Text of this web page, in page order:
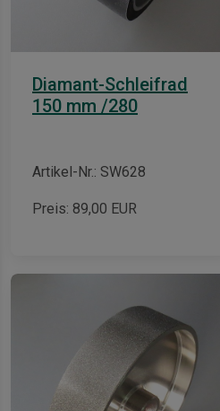
Diamant-Schleifrad
150 mm /280
Artikel-Nr.: SW628
Preis: 89,00 EUR